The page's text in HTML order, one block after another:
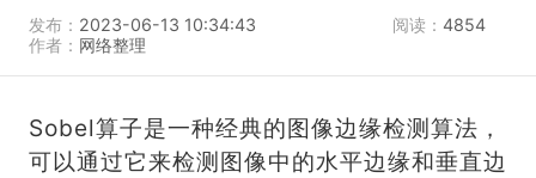
发布： 2023-06-13 10:34:43 阅读：4854
作者： 网络整理
Sobel算子是一种经典的图像边缘检测算法，
可以通过它来检测图像中的水平边缘和垂直边